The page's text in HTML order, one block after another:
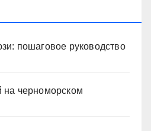
пошаговое руководство
на черноморском